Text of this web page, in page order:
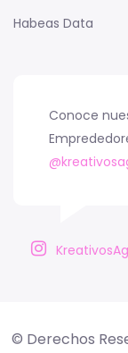
Habeas Data
Conoce
© Derechos